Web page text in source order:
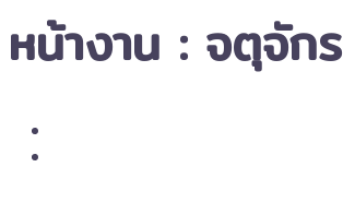
หน้างาน : จตุจักร